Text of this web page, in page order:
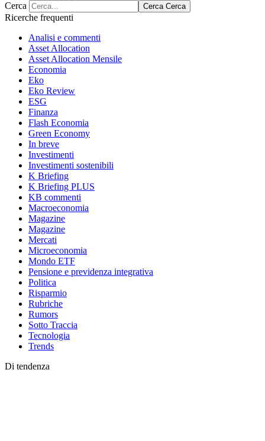
Cerca
Cerca Cerca
Ricerche frequenti
Analisi e commenti
Asset Allocation
Asset Allocation Mensile
Economia
Eko
Eko Review
ESG
Finanza
Flash Economia
Green Economy
In breve
Investimenti
Investimenti sostenibili
K Briefing
K Briefing PLUS
KB commenti
Macroeconomia
Magazine
Magazine
Mercati
Microeconomia
Mondo ETF
Pensione e previdenza integrativa
Politica
Risparmio
Rubriche
Rumors
Sotto Traccia
Tecnologia
Trends
Di tendenza